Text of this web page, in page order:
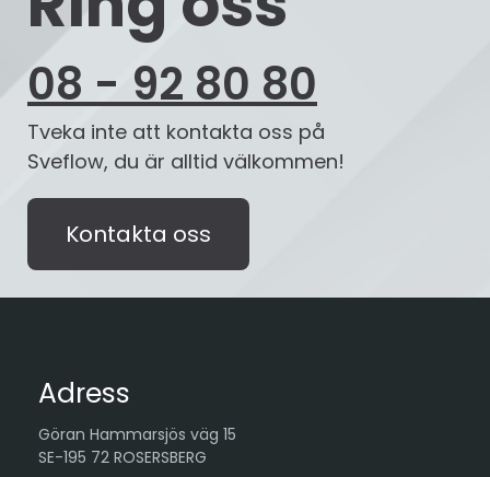
08 - 92 80 80
Tveka inte att kontakta oss på
Sveflow, du är alltid välkommen!
Kontakta oss
Adress
Göran Hammarsjös väg 15
SE-195 72 ROSERSBERG